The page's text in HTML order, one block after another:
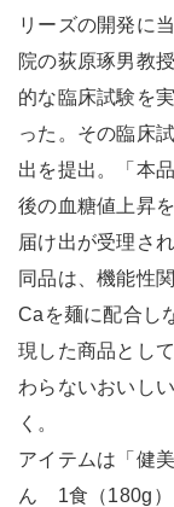
リーズの開発に
院の荻原琢男教
的な臨床試験を
った。その臨床
出を提出。「本
後の血糖値上昇
届け出が受理さ
同品は、機能性
Caを麺に配合し
現した商品とし
わらないおいし
く。
アイテムは「健
ん 1食（180g